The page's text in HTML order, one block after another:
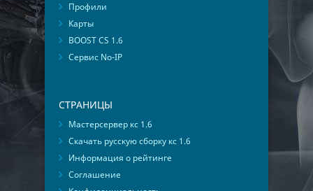
Профили
Карты
BOOST CS 1.6
Сервис No-IP
СТРАНИЦЫ
Мастерсервер кс 1.6
Скачать русскую сборку кс 1.6
Информация о рейтинге
Соглашение